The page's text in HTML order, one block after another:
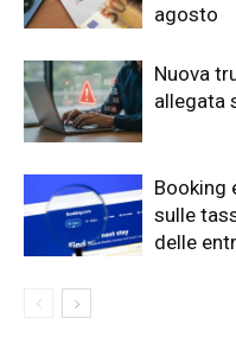
agosto
Nuova
allegata
Booking
sulle
delle